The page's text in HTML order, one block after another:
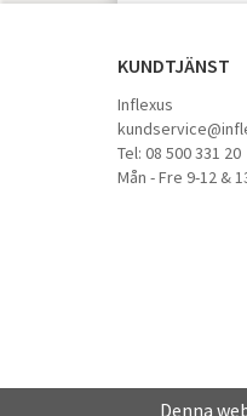
KUNDTJÄNST
Inflexus
Tel: 08 500 331 20
Mån - Fre 9-12 &
Denna